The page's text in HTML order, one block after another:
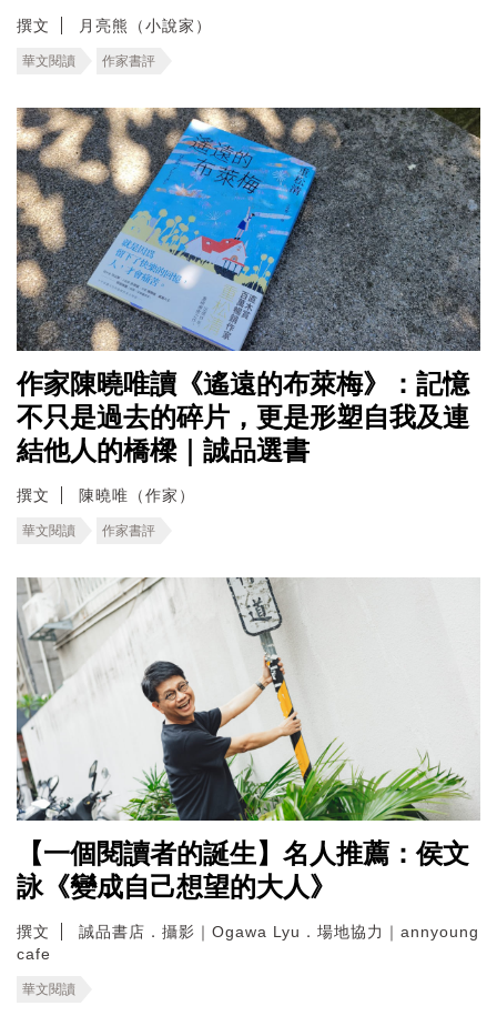
撰文 月亮熊（小說家）
華文閱讀 作家書評
作家陳曉唯讀《遙遠的布萊梅》：記憶
不只是過去的碎片，更是形塑自我及連
結他人的橋樑｜誠品選書
撰文 陳曉唯（作家）
華文閱讀 作家書評
【一個閱讀者的誕生】名人推薦：侯文
詠《變成自己想望的大人》
撰文
誠品書店．攝影｜Ogawa Lyu．場地協力｜annyoung
cafe
華文閱讀